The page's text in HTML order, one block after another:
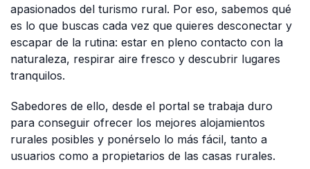
apasionados del turismo rural. Por eso, sabemos qué
es lo que buscas cada vez que quieres desconectar y
escapar de la rutina: estar en pleno contacto con la
naturaleza, respirar aire fresco y descubrir lugares
tranquilos.
Sabedores de ello, desde el portal se trabaja duro
para conseguir ofrecer los mejores alojamientos
rurales posibles y ponérselo lo más fácil, tanto a
usuarios como a propietarios de las casas rurales.